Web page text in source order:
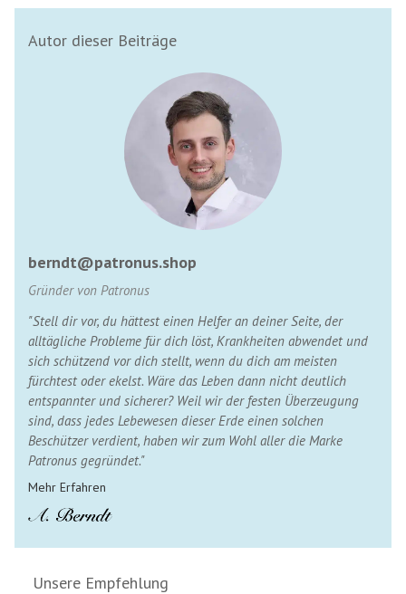
Autor dieser Beiträge
berndt@patronus.shop
Gründer von Patronus
"Stell dir vor, du hättest einen Helfer an deiner Seite, der
alltägliche Probleme für dich löst, Krankheiten abwendet und
sich schützend vor dich stellt, wenn du dich am meisten
fürchtest oder ekelst. Wäre das Leben dann nicht deutlich
entspannter und sicherer? Weil wir der festen Überzeugung
sind, dass jedes Lebewesen dieser Erde einen solchen
Beschützer verdient, haben wir zum Wohl aller die Marke
Patronus gegründet."
Mehr Erfahren
Unsere Empfehlung